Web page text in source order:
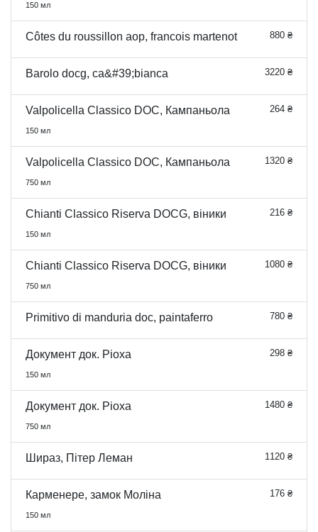
150 мл
Côtes du roussillon aop, francois martenot 880 ₴
Barolo docg, ca&#39;bianca 3220 ₴
Valpolicella Classico DOC, Кампаньола 264 ₴
150 мл
Valpolicella Classico DOC, Кампаньола 1320 ₴
750 мл
Chianti Classico Riserva DOCG, віники 216 ₴
150 мл
Chianti Classico Riserva DOCG, віники 1080 ₴
750 мл
Primitivo di manduria doc, paintaferro 780 ₴
Документ док. Ріоха 298 ₴
150 мл
Документ док. Ріоха 1480 ₴
750 мл
Шираз, Пітер Леман 1120 ₴
Карменере, замок Моліна 176 ₴
150 мл